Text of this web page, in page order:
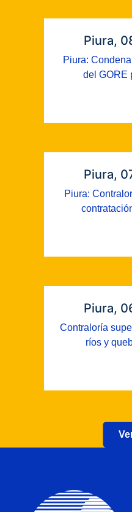
Piura,
Piura:
del GORE
Piura,
Piura:
Piura,
Contraloría
ríos y